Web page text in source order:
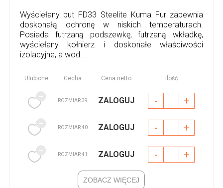
Wyściełany but FD33 Steelite Kuma Fur zapewnia
doskonałą ochronę w niskich temperaturach.
Posiada futrzaną podszewkę, futrzaną wkładkę,
wyściełany kołnierz i doskonałe właściwości
izolacyjne, a wod...
Ulubione Cecha Cena netto Ilość
ROZMIAR 39 ZALOGUJ - +
ROZMIAR 40 ZALOGUJ - +
ROZMIAR 41 ZALOGUJ - +
ZOBACZ WIĘCEJ